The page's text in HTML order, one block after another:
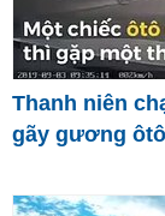
Thanh niên
gãy gương